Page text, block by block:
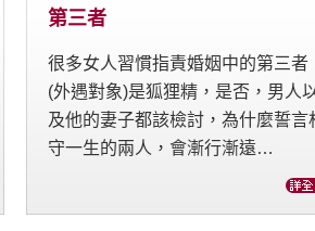
第三者
很多女人習慣指責婚姻中的第三者
(外遇對象)是狐狸精，是否，男人
及他的妻子都該檢討，為什麼誓言
守一生的兩人，會漸行漸遠…